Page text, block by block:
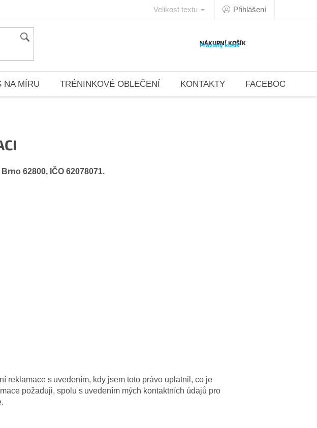
Velikost textu Přihlášení
HLEDAT NÁKUPNÍ KOŠÍK
Prázdný košík
NA MÍRU TRÉNINKOVÉ OBLEČENÍ KONTAKTY FACEBOOK
62800, IČO 62078071.
reklamace s uvedením, kdy jsem toto právo uplatnil, co je
požaduji, spolu s uvedením mých kontaktních údajů pro